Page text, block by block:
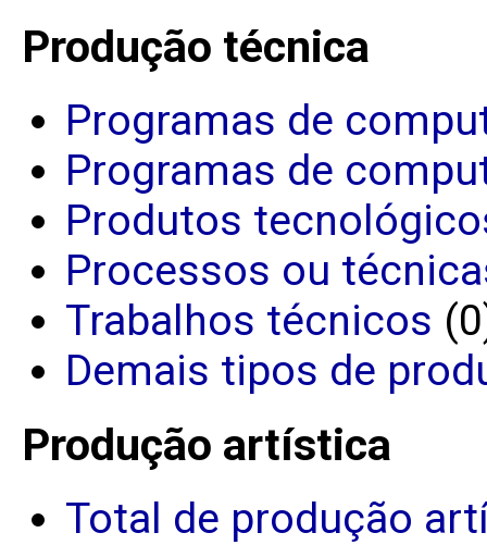
Produção técnica
Programas de
Programas de
Produtos
Processos ou
Trabalhos técnicos
Demais tipos de
Produção artística
Total de produção